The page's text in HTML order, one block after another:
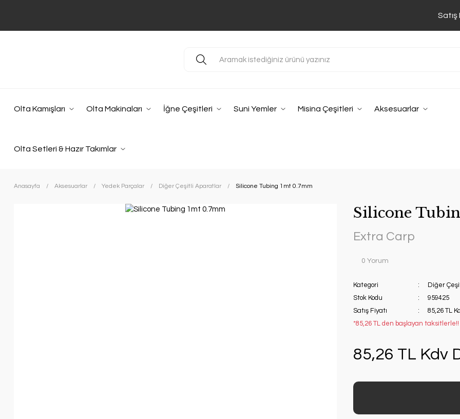
Satış
Olta Kamışları Olta Makinaları İğne Çeşitleri Suni Yemler Misina Çeşitleri Aksesuarlar
Olta Setleri & Hazır Takımlar
Anasayfa Aksesuarlar Yedek Parçalar Diğer Çeşitli Aparatlar Silicone Tubing 1mt 0.7mm
Silicone
Extra Carp
0 Yorum
Kategori
Diğer
Stok Kodu
959425
Satış Fiyatı
85,26 TL
*85,26 TL den başlayan taksitlerle!!
85,26 TL Kdv